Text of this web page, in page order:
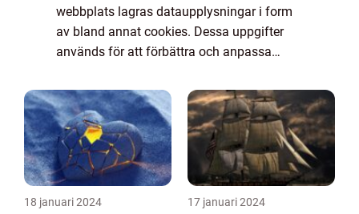
webbplats lagras dataupplysningar i form
av bland annat cookies. Dessa uppgifter
används för att förbättra och anpassa
bra information som möjligt. Om du inte vill
att vi...
18 januari 2024 17 januari 2024